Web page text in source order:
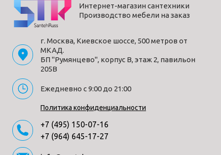
15.8
1.8
Управление
механическое
Способы получения товара:
- Самовывоз из шоу-рума по адресу Киевское шоссе, 500
метров от МКАД. БП "Румянцево", корпус В, этаж 2,
- Доставка по Москве в пределах МКАД (стоимость
доставки рассчитывается менеджером после оформления
заказа)
Интернет-магазин сантехники
Производство мебели на заказ
г. Москва, Киевское шоссе, 500 метров от
МКАД.
БП "Румянцево", корпус В, этаж 2, павильон
205В
Ежедневно с 9:00 до 21:00
Политика конфиденциальности
+7 (495) 150-07-16
+7 (964) 645-17-27